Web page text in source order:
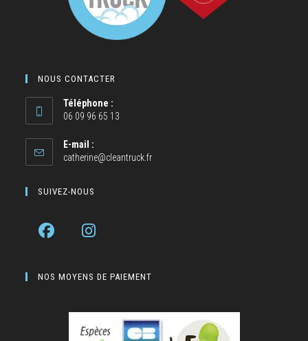
NOUS CONTACTER
Téléphone :
06 09 96 65 13
E-mail :
catherine@cleantruck.fr
SUIVEZ-NOUS
NOS MOYENS DE PAIEMENT